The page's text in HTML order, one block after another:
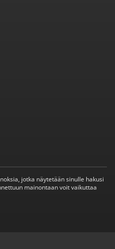
jotka näytetään sinulle hakusi
mainontaan voit vaikuttaa